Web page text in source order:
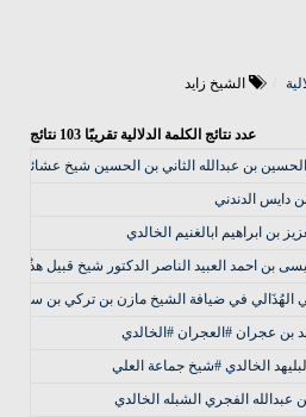
الشيخ زايد
عدد نتائج الكلمة الدلالية تقريبًا 103 نتائج
عبدالله الثاني بن الحسين شيخ عشائر بني خالد الشيخ موفق بن
دايس الدندني
بن ابراهيم ابالغنيم الخالدي
بن احمد العبيد الناصر الدكتور شيخ قبيل
الهُذَالي في ضيافة الشيخ مازن بن تركي بن سعود
الخالدي #شيخ جماعة العلي
عبدالله الفجري الشبله الخالدي